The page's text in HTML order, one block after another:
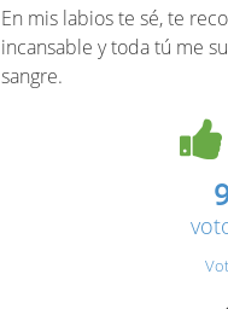
En mis labios te sé, te
incansable y toda tú me
sangre.